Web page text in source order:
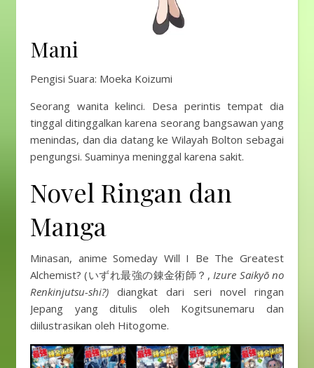
Mani
Pengisi Suara: Moeka Koizumi
Seorang wanita kelinci. Desa perintis tempat dia
tinggal ditinggalkan karena seorang bangsawan yang
menindas, dan dia datang ke Wilayah Bolton sebagai
pengungsi. Suaminya meninggal karena sakit.
Novel Ringan dan
Manga
Minasan, anime Someday Will I Be The Greatest
Alchemist? (いずれ最強の錬金術師？,Izure Saikyō no
Renkinjutsu-shi?)diangkat dari seri novel ringan
Jepang yang ditulis oleh Kogitsunemaru dan
diilustrasikan oleh Hitogome.